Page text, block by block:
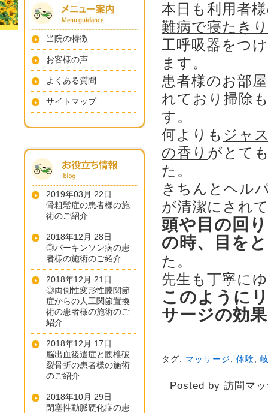
本日も利用者
難病で寝たきり
工呼吸器をつ
ます。
患者様のお部
れており掃除
す。
何よりも ジャ
の香り がとて
た。
きちんとヘル
が清潔にされ
頭や目の回
の時、目を
た。
先生も丁寧に
このように
サージの効
タグ: マッサージ, 体験,
Posted by 訪問マ
当院の特徴
お客様の声
よくある質問
サイトマップ
2019年03月 22日
骨粗鬆症の患者様の施
術のご紹介
2018年12月 28日
◎パーキンソン病の患
者様の施術のご紹介
2018年12月 21日
◎両側性変形性膝関節
症からの人工関節置換
術の患者様の施術のご
紹介
2018年12月 17日
脳出血後遺症と腰椎破
裂骨折の患者様の施術
のご紹介
2018年10月 29日
閉塞性動脈硬化症の患